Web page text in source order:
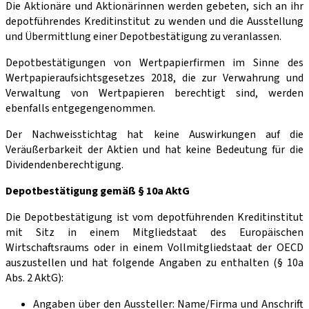
Die Aktionäre und Aktionärinnen werden gebeten, sich an ihr
depotführendes Kreditinstitut zu wenden und die Ausstellung
und Übermittlung einer Depotbestätigung zu veranlassen.
Depotbestätigungen von Wertpapierfirmen im Sinne des
Wertpapieraufsichtsgesetzes 2018, die zur Verwahrung und
Verwaltung von Wertpapieren berechtigt sind, werden
ebenfalls entgegengenommen.
Der Nachweisstichtag hat keine Auswirkungen auf die
Veräußerbarkeit der Aktien und hat keine Bedeutung für die
Dividendenberechtigung.
Depotbestätigung gemäß § 10a AktG
Die Depotbestätigung ist vom depotführenden Kreditinstitut
mit Sitz in einem Mitgliedstaat des Europäischen
Wirtschaftsraums oder in einem Vollmitgliedstaat der OECD
auszustellen und hat folgende Angaben zu enthalten (§ 10a
Abs. 2 AktG):
Angaben über den Aussteller: Name/Firma und Anschrift